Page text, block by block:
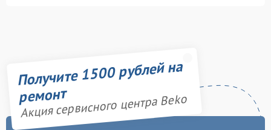
Получите 1500 рублей на
ремонт
Акция сервисного центра Beko